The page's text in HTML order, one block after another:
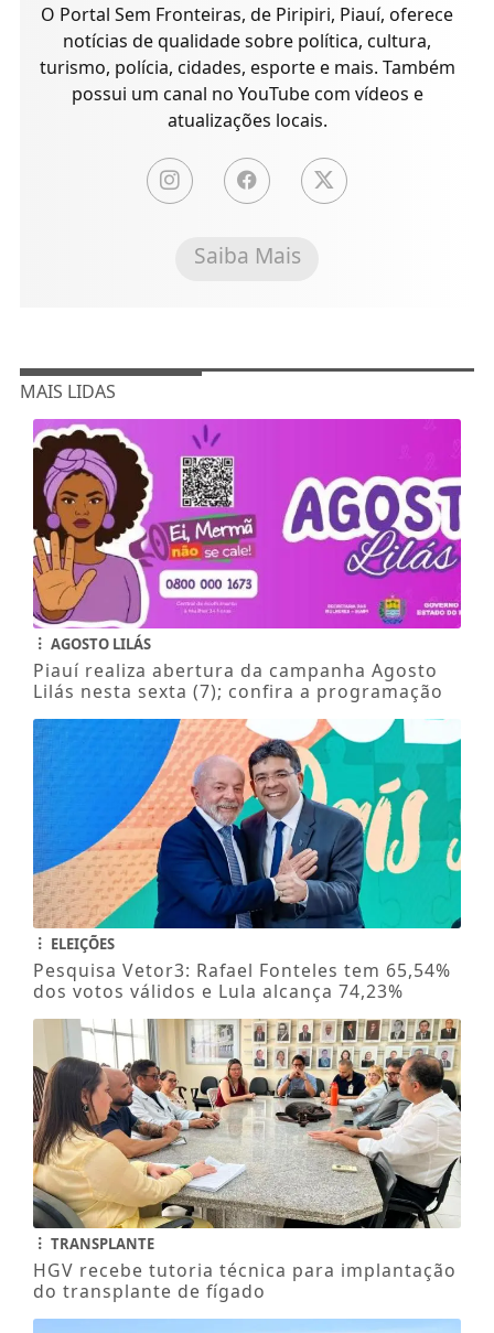
O Portal Sem Fronteiras, de Piripiri, Piauí, oferece
notícias de qualidade sobre política, cultura,
turismo, polícia, cidades, esporte e mais. Também
possui um canal no YouTube com vídeos e
atualizações locais.
Saiba Mais
MAIS LIDAS
AGOSTO LILÁS
Piauí realiza abertura da campanha Agosto
Lilás nesta sexta (7); confira a programação
ELEIÇÕES
Pesquisa Vetor3: Rafael Fonteles tem 65,54%
dos votos válidos e Lula alcança 74,23%
TRANSPLANTE
HGV recebe tutoria técnica para implantação
do transplante de fígado